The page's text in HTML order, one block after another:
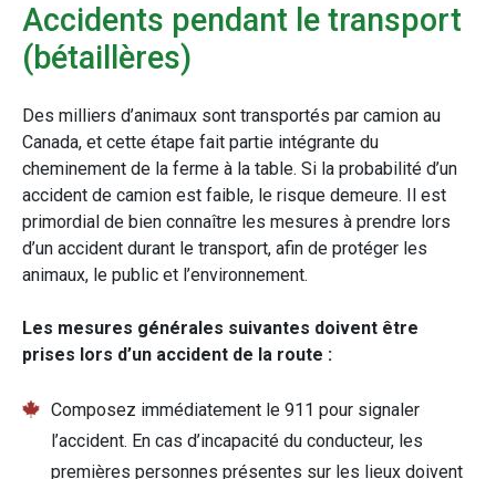
Accidents pendant le transport
(bétaillères)
Des milliers d’animaux sont transportés par camion au
Canada, et cette étape fait partie intégrante du
cheminement de la ferme à la table. Si la probabilité d’un
accident de camion est faible, le risque demeure. Il est
primordial de bien connaître les mesures à prendre lors
d’un accident durant le transport, afin de protéger les
animaux, le public et l’environnement.
Les mesures générales suivantes doivent être
prises lors d’un accident de la route :
Composez immédiatement le 911 pour signaler
l’accident. En cas d’incapacité du conducteur, les
premières personnes présentes sur les lieux doivent